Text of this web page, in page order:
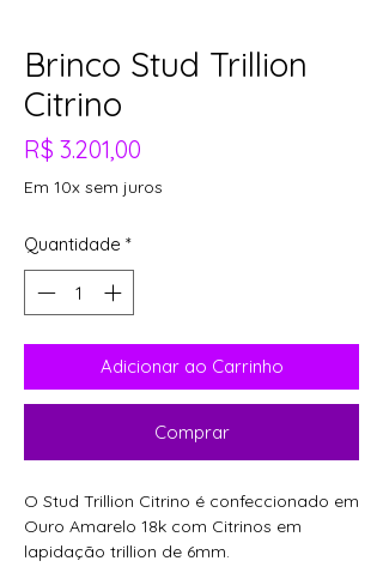
Brinco Stud Trillion
Citrino
R$ 3.201,00
Em 10x sem juros
Quantidade *
Adicionar ao Carrinho
Comprar
O Stud Trillion Citrino é confeccionado em
Ouro Amarelo 18k com Citrinos em
lapidação trillion de 6mm.